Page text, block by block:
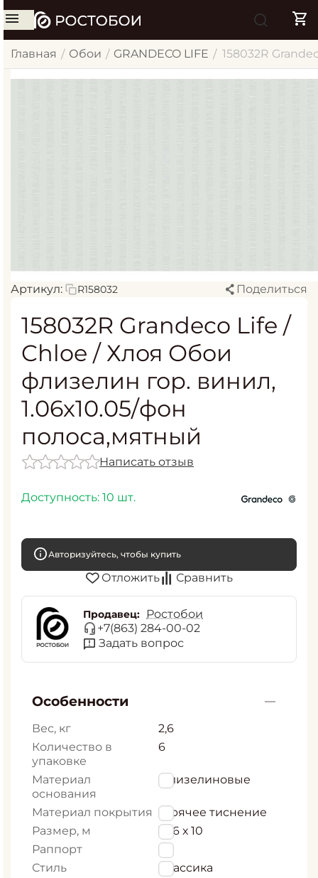
Главная / Обои / GRANDECO LIFE / 158032R
Артикул: R158032 Поделиться
158032R Grandeco Life /
Chloe / Хлоя Обои
флизелин гор. винил,
1.06х10.05/фон
полоса,мятный
Написать отзыв
Доступность: 10 шт.
Авторизуйтесь, чтобы купить
Отложить Сравнить
Продавец:
Ростобои
+7(863) 284-00-02
Задать вопрос
Особенности
Вес, кг
2,6
Количество в
упаковке
6
Материал
основания
Флизелиновые
Материал покрытия Горячее тиснение
Размер, м
1,06 х 10
Раппорт
0
Стиль
Классика